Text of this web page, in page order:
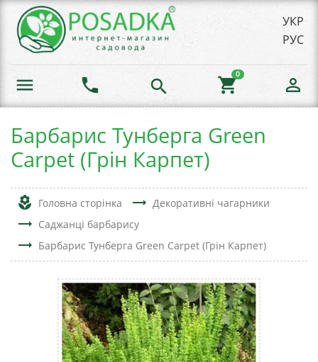
УКР
РУС
menu phone search shopping_cart
0
person_outline
Барбарис Тунберга Green
Carpet (Грін Карпет)
local_florist Головна сторінка trending_flat Декоративні чагарники
trending_flat Саджанці барбарису
trending_flat Барбарис Тунберга Green Carpet (Грін Карпет)